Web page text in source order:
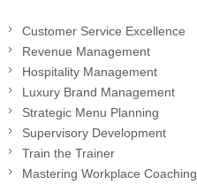
Customer Service Excellence
Revenue Management
Hospitality Management
Luxury Brand Management
Strategic Menu Planning
Supervisory Development
Train the Trainer
Mastering Workplace Coaching